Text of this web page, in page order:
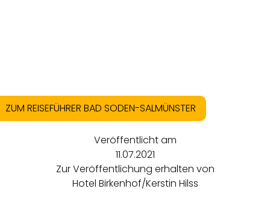
ZUM REISEFÜHRER BAD SODEN-SALMÜNSTER
Veröffentlicht am
11.07.2021
Zur Veröffentlichung erhalten von
Hotel Birkenhof/Kerstin Hilss